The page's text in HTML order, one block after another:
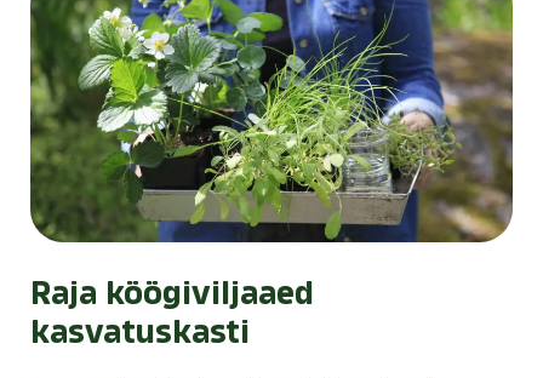
Raja köögiviljaaed
kasvatuskasti